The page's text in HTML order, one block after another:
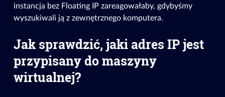
instancja bez Floating IP zareagowałaby, gdybyśmy
wyszukiwali ją z zewnętrznego komputera.
Jak sprawdzić, jaki adres IP jest
przypisany do maszyny
wirtualnej?